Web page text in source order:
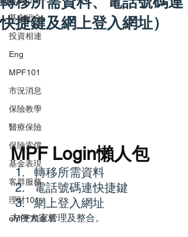
基金組合
投資相連
Eng
MPF101
市況消息
保險教學
醫療保險
保險索償
基金表現
客群服務
理財101
eMPF積金易
快捷鍵及網上登入網址）
MPF Login懶人包
轉移所需資料
電話號碼連快捷鍵
網上登入網址
方便大家管理及整合。